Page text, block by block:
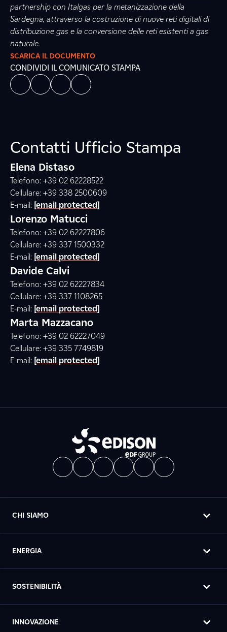
partnership con Italgas per la metanizzazione della
Sardegna, attraverso la costruzione di nuove reti digitali di
distribuzione gas e la conversione delle reti esistenti a gas
naturale.
SCARICA IL DOCUMENTO
CONDIVIDI IL COMUNICATO STAMPA
Contatti Ufficio Stampa
Elena Distaso
Telefono: +39 02 62228522
Cellulare: +39 338 2500609
E-mail: [email protected]
Lorenzo Matucci
Telefono: +39 02 62227806
Cellulare: +39 337 1500332
E-mail: [email protected]
Davide Calvi
Telefono: +39 02 62227834
Cellulare: +39 337 1108265
E-mail: [email protected]
Marta Mazzacano
Telefono: +39 02 62227049
Cellulare: +39 335 7749819
E-mail: [email protected]
CHI SIAMO
ENERGIA
SOSTENIBILITÀ
INNOVAZIONE